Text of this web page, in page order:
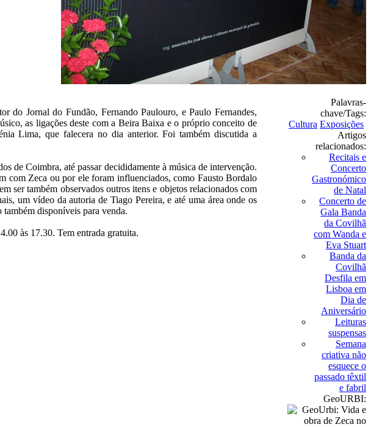
do Jornal do Fundão, Fernando Paulouro, e Paulo Fernandes,
as ligações deste com a Beira Baixa e o próprio conceito de
Lima, que falecera no dia anterior. Foi também discutida a
de Coimbra, até passar decididamente à música de intervenção.
com Zeca ou por ele foram influenciados, como Fausto Bordalo
ser também observados outros itens e objetos relacionados com
um vídeo da autoria de Tiago Pereira, e até uma área onde os
disponíveis para venda.
às 17.30. Tem entrada gratuita.
Palavras-
chave/Tags:
Cultura Exposições
Artigos
relacionados:
Recitais e
Concerto
Gastronómico
de Natal
Concerto de
Gala Banda
da Covilhã
com Wanda e
Eva Stuart
Banda da
Covilhã
Desfila em
Lisboa em
Dia de
Aniversário
Leituras
suspensas
Semana
criativa não
esquece o
passado têxtil
e fabril
GeoURBI: